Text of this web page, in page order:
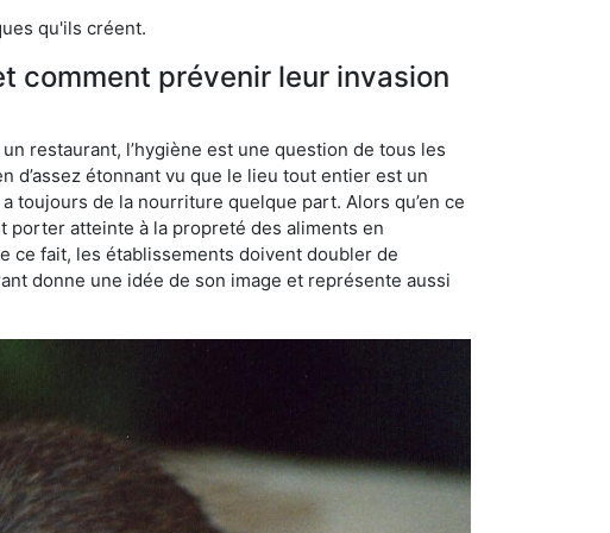
qu'ils créent.
comment prévenir leur invasion
restaurant, l’hygiène est une question de tous les
d’assez étonnant vu que le lieu tout entier est un
toujours de la nourriture quelque part. Alors qu’en ce
atteinte à la propreté des aliments en
ce fait, les établissements doivent doubler de
donne une idée de son image et représente aussi